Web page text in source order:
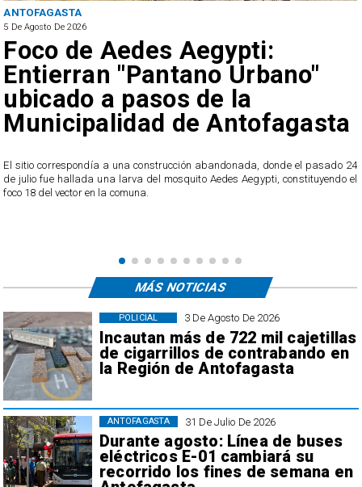
ANTOFAGASTA
5 De Agosto De 2026
Foco de Aedes Aegypti:
Entierran "Pantano Urbano"
ubicado a pasos de la
Municipalidad de Antofagasta
El sitio correspondía a una construcción abandonada, donde el pasado 24
de julio fue hallada una larva del mosquito Aedes Aegypti, constituyendo el
foco 18 del vector en la comuna.
3 De Agosto De 2026
Incautan más de 722 mil cajetillas
de cigarrillos de contrabando en
la Región de Antofagasta
POLICIAL
31 De Julio De 2026
Durante agosto: Línea de buses
eléctricos E-01 cambiará su
recorrido los fines de semana en
ANTOFAGASTA
MÁS NOTICIAS